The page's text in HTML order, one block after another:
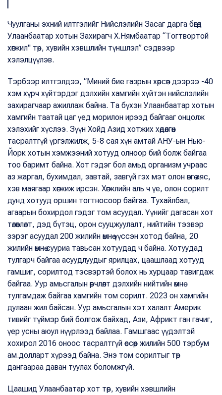
Чуулганы эхний илтгэлийг Нийслэлийн Засаг дарга бөгөөд
Улаанбаатар хотын Захирагч Х.Нямбаатар “Тогтвортой
хөгжил" төр, хувийн хэвшлийн түншлэл” сэдвээр
хэлэлцүүлэв.
Тэрбээр илтгэлдээ, “Миний бие газрын хөрсөн дээрээ -40
хэм хүрч хүйтэрдэг дэлхийн хамгийн хүйтэн нийслэлийн
захирагчаар ажиллаж байна. Та бүхэн Улаанбаатар хотын
хамгийн таатай цаг үед морилон ирээд байгааг онцолж
хэлэхийг хүслээ. Зүүн Хойд Азид хотжих хөдөлгөөн
тасралтгүй үргэлжилж, 5-8 сая хүн амтай АНУ-ын Нью-
Йорк хотын хэмжээний хотууд олноор бий болж байгаа
тоо баримт байна. Хот гэдэг бол амьд организм учраас
аз жаргал, бухимдал, завтай, завгүй гэх мэт олон өнгө аяс,
хэв маягаар хөгжиж ирсэн. Хөгжлийн аль ч үе, олон сорилт
дунд хотууд оршин тогтносоор байгаа. Тухайлбал,
агаарын бохирдол гэдэг том асуудал. Үүнийг дагасан хот
төлөвлөлт, дэд бүтэц, орон сууцжуулалт, нийтийн тээвэр
зэрэг асуудал 200 жилийн өмнө үүссэн хотод байна, 20
жилийн өмнө сууриа тавьсан хотуудад ч байна. Хотуудад
тулгарч байгаа асуудлуудыг ярилцах, цаашлаад хотууд
гамшиг, сорилтод тэсвэртэй болох нь хурцаар тавигдаж
байгаа. Уур амьсгалын өөрчлөлт дэлхийн нийтийн өмнө
тулгамдаж байгаа хамгийн том сорилт. 2023 он хамгийн
дулаан жил байсан. Уур амьсгалын хэт халалт Америк
тивийг түймэр бий болгож байхад, Ази, Африкт ган гачиг,
үер усны аюул нүүрлээд байлаа. Гамшгаас үүдэлтэй
хохирол 2016 оноос тасралтгүй өссөөр жилийн 500 тэрбум
ам.долларт хүрээд байна. Энэ том сорилтыг төр
дангаараа даван туулах боломжгүй.
Цаашид Улаанбаатар хот төр, хувийн хэвшлийн